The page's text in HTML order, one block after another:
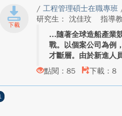
/ 工程管理碩士在職專班
研究生： 沈佳玟
指導
隨著全球造船產業
戰。以個案公司為例
才斷層。由於新進人
點閱：85
下載：8